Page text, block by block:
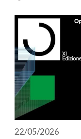
22/05/2026